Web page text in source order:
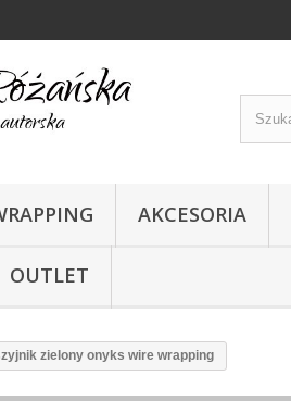
AKCESORIA
OUTLET
zielony onyks wire wrapping